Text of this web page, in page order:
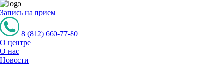
Запись на прием
8 (812) 660-77-80
О центре
О нас
Новости